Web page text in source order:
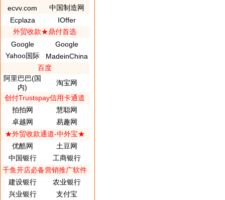
ecvv.com
中国制造网
Ecplaza
IOffer
外贸收款★鼎付首选
Google
Google
Yahoo国际
MadeinChina
百度
阿里巴巴(国
内)
淘宝网
创付Trustspay信用卡通道
拍拍网
慧聪网
卓越网
易趣网
★外贸收款通道-中外宝★
优酷网
土豆网
中国银行
工商银行
千鱼开店必备营销推广软件
建设银行
农业银行
兴业银行
支付宝